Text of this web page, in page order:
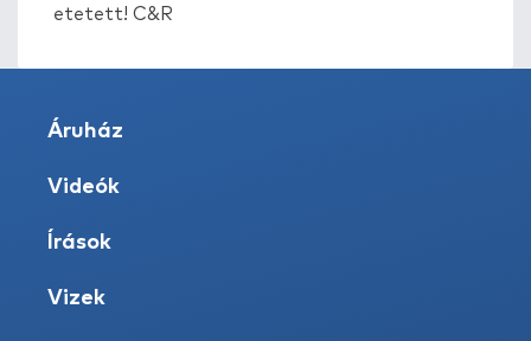
etetett! C&R
Áruház
Videók
Írások
Vizek